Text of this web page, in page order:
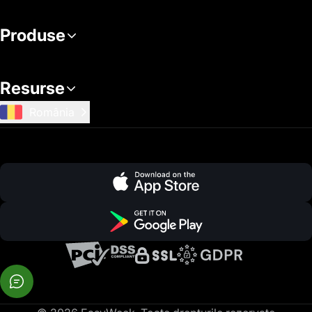
Produse
Resurse